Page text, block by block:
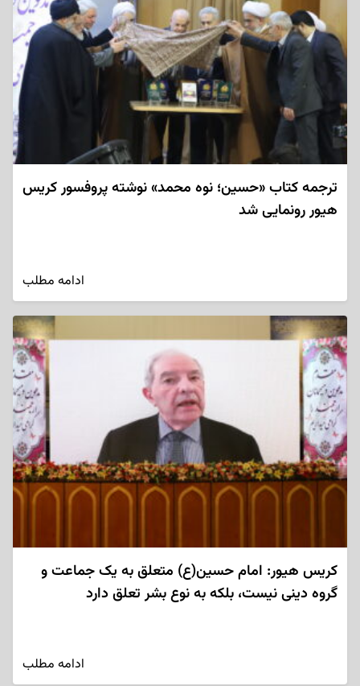
ترجمه کتاب «حسین؛ نوه محمد» نوشته پروفسور کریس
هیور رونمایی شد
ادامه مطلب
کریس هیور: امام حسین(ع) متعلق به یک جماعت و
گروه دینی نیست، بلکه به نوع بشر تعلق دارد
ادامه مطلب